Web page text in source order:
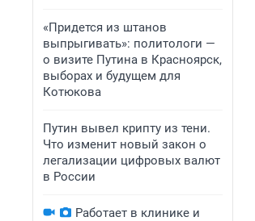
«Придется из штанов
выпрыгивать»: политологи —
о визите Путина в Красноярск,
выборах и будущем для
Котюкова
Путин вывел крипту из тени.
Что изменит новый закон о
легализации цифровых валют
в России
Работает в клинике и